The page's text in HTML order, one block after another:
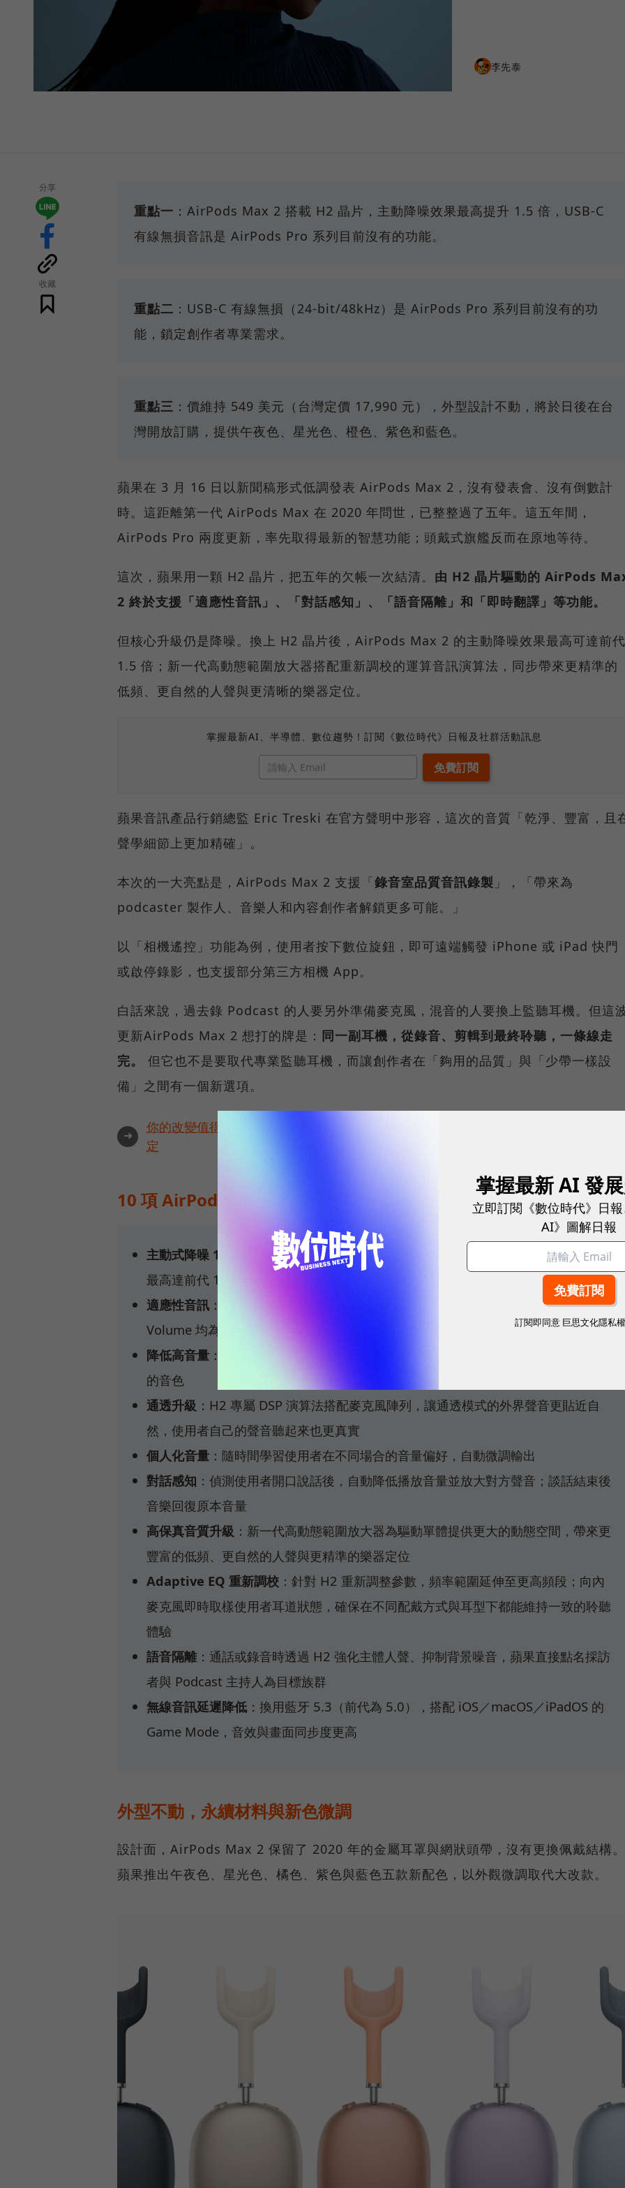
李先泰
分享
收藏
重點一 ：AirPods Max 2 搭載 H2 晶片，主動降噪效果最高提升 1.5 倍，USB-C
有線無損音訊是 AirPods Pro 系列目前沒有的功能。
重點二 ：USB-C 有線無損（24-bit/48kHz）是 AirPods Pro 系列目前沒有的功
能，鎖定創作者專業需求。
重點三 ：價維持 549 美元（台灣定價 17,990 元），外型設計不動，將於日後在台
灣開放訂購，提供午夜色、星光色、橙色、紫色和藍色。
蘋果在 3 月 16 日以新聞稿形式低調發表 AirPods Max 2，沒有發表會、沒有倒數計
時。這距離第一代 AirPods Max 在 2020 年問世，已整整過了五年。這五年間，
AirPods Pro 兩度更新，率先取得最新的智慧功能；頭戴式旗艦反而在原地等待。
這次，蘋果用一顆 H2 晶片，把五年的欠帳一次結清。 由 H2 晶片驅動的 AirPods
2 終於支援「適應性音訊」、「對話感知」、「語音隔離」和「即時翻譯」等功能。
但核心升級仍是降噪。換上 H2 晶片後，AirPods Max 2 的主動降噪效果最高可達前代
1.5 倍；新一代高動態範圍放大器搭配重新調校的運算音訊演算法，同步帶來更精準的
低頻、更自然的人聲與更清晰的樂器定位。
掌握最新AI、半導體、數位趨勢！訂閱《數位時代》日報及社群活動訊息
蘋果音訊產品行銷總監 Eric Treski 在官方聲明中形容，這次的音質「乾淨、豐富，且
聲學細節上更加精確」。
本次的一大亮點是，AirPods Max 2 支援「錄音室品質音訊錄製 」，「帶來為
podcaster 製作人、音樂人和內容創作者解鎖更多可能。」
以「相機遙控」功能為例，使用者按下數位旋鈕，即可遠端觸發 iPhone 或 iPad 快門
或啟停錄影，也支援部分第三方相機 App。
白話來說，過去錄 Podcast 的人要另外準備麥克風，混音的人要換上監聽耳機。但這
更新AirPods Max 2 想打的牌是： 同一副耳機，從錄音、剪輯到最終聆聽，一條線走
完。
但它也不是要取代專業監聽耳機，而讓創作者在「夠用的品質」與「少帶一樣設
備」之間有一個新選項。
➜
你的改變值得被看見🔥最具全球市場潛能的創新實踐！立即報名100 MVP，挑戰雙獎肯
定
10 項 AirPods Max 2 音訊升級一次盤點
主動式降噪 1.5 倍
：H2 搭配全新運算音訊演算法，主動偵測並抵消外部噪音，效果
最高達前代 1.5 倍
適應性音訊 ：依環境自動調節降噪強度，Loud Sound Reduction 與 Personalized
Volume 均為其子功能
降低高音量 ：偵測到施工聲、割草機等突發巨響時自動壓制，同時保留原始播放內容
的音色
通透升級 ：H2 專屬 DSP 演算法搭配麥克風陣列，讓通透模式的外界聲音更貼近自
然，使用者自己的聲音聽起來也更真實
個人化音量 ：隨時間學習使用者在不同場合的音量偏好，自動微調輸出
對話感知 ：偵測使用者開口說話後，自動降低播放音量並放大對方聲音；談話結束後
音樂回復原本音量
高保真音質升級 ：新一代高動態範圍放大器為驅動單體提供更大的動態空間，帶來更
豐富的低頻、更自然的人聲與更精準的樂器定位
Adaptive EQ 重新調校 ：針對 H2 重新調整參數，頻率範圍延伸至更高頻段；向內
麥克風即時取樣使用者耳道狀態，確保在不同配戴方式與耳型下都能維持一致的聆聽
體驗
語音隔離 ：通話或錄音時透過 H2 強化主體人聲、抑制背景噪音，蘋果直接點名採訪
者與 Podcast 主持人為目標族群
無線音訊延遲降低 ：換用藍牙 5.3（前代為 5.0），搭配 iOS／macOS／iPadOS 的
Game Mode，音效與畫面同步度更高
外型不動，永續材料與新色微調
設計面，AirPods Max 2 保留了 2020 年的金屬耳罩與網狀頭帶，沒有更換佩戴結構。
蘋果推出午夜色、星光色、橘色、紫色與藍色五款新配色，以外觀微調取代大改款。
掌握最新 AI 發
立即訂閱《數位時代》日
AI》圖解日報
訂閱即同意 巨思文化隱私